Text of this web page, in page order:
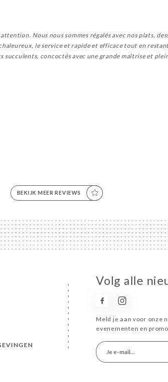
Nous nous sommes régalés avec nos plats,
le service et rapide et efficace tout en
concoctés avec une grande maîtrise et
BEKIJK MEER REVIEWS
Volg alle
Meld je aan voor onze
evenementen en